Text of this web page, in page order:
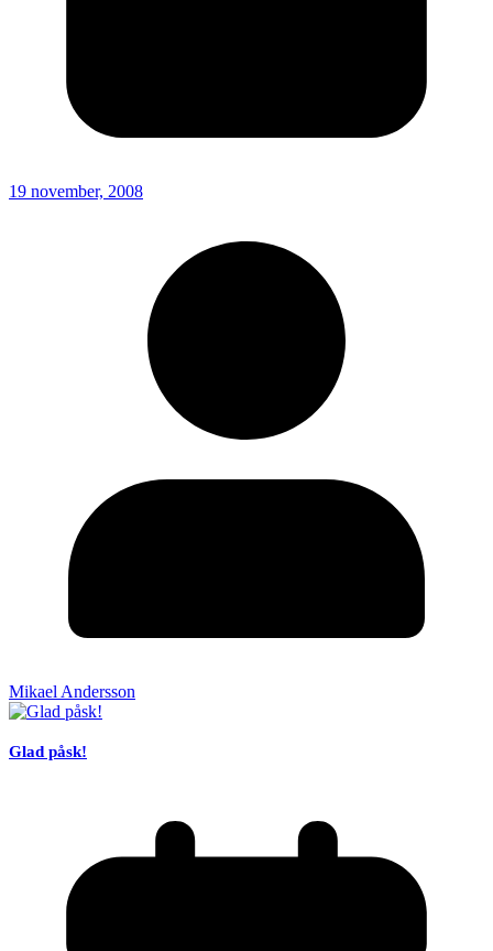
19 november, 2008
Mikael Andersson
Glad påsk!